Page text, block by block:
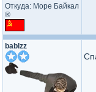
Откуда: Море Байкал
®
bablzz